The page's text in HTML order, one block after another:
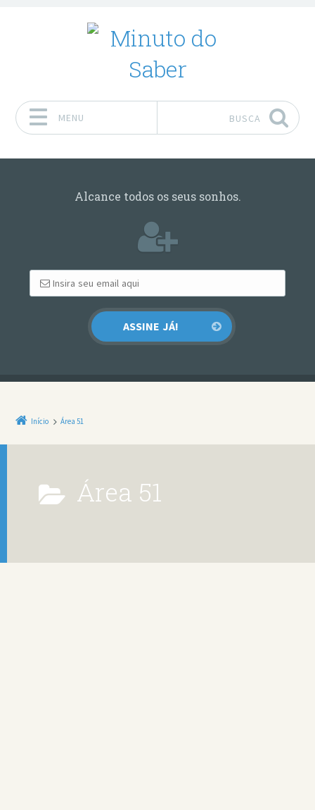
MENU BUSCA
Alcance todos os seus sonhos.
Início Área 51
Área 51